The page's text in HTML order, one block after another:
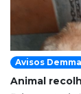
Avisos Demma
Animal